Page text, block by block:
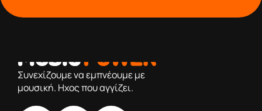
Συνεχίζουμε να εμπνέουμε με
μουσική. Ηχος που αγγίζει.